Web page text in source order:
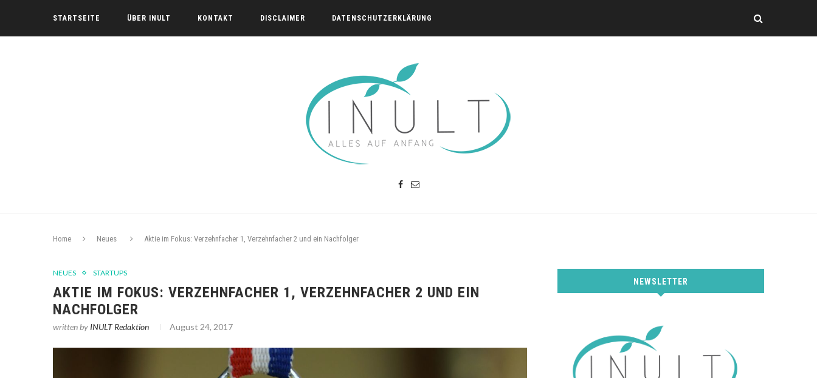
STARTSEITE ÜBER INULT KONTAKT DISCLAIMER DATENSCHUTZERKLÄRUNG
Home Neues Aktie im Fokus: Verzehnfacher 1, Verzehnfacher 2 und ein Nachfolger
NEUES STARTUPS
AKTIE IM FOKUS: VERZEHNFACHER 1, VERZEHNFACHER 2 UND EIN
NACHFOLGER
written by INULT Redaktion August 24, 2017
NEWSLETTER